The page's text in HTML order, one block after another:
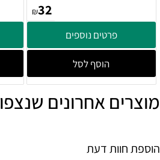
₪32
פרטים נוספים
הוסף לסל
מוצרים אחרונים שנצפו
הוספת חוות דעת